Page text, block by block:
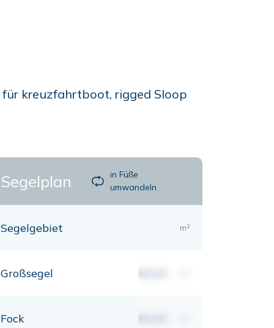
kreuzfahrtboot, rigged Sloop
Segelplan
in Füße
umwandeln
Segelgebiet m²
Großsegel 00,00
Fock 00,00